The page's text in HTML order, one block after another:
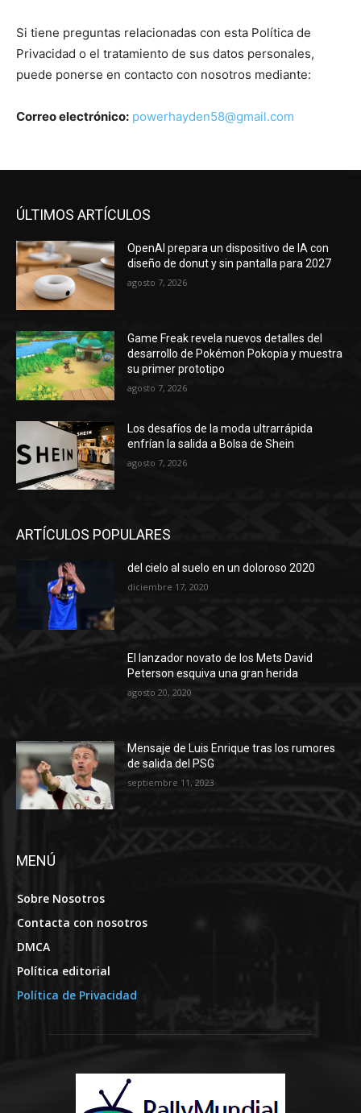
Si tiene preguntas relacionadas con esta Política de
Privacidad o el tratamiento de sus datos personales,
puede ponerse en contacto con nosotros mediante:
Correo electrónico: powerhayden58@gmail.com
ÚLTIMOS ARTÍCULOS
OpenAI prepara un dispositivo de IA con
diseño de donut y sin pantalla para 2027
agosto 7, 2026
Game Freak revela nuevos detalles del
desarrollo de Pokémon Pokopia y muestra
su primer prototipo
agosto 7, 2026
Los desafíos de la moda ultrarrápida
enfrían la salida a Bolsa de Shein
agosto 7, 2026
ARTÍCULOS POPULARES
del cielo al suelo en un doloroso 2020
diciembre 17, 2020
El lanzador novato de los Mets David
Peterson esquiva una gran herida
agosto 20, 2020
Mensaje de Luis Enrique tras los rumores
de salida del PSG
septiembre 11, 2023
MENÚ
Sobre Nosotros
Contacta con nosotros
DMCA
Política editorial
Política de Privacidad